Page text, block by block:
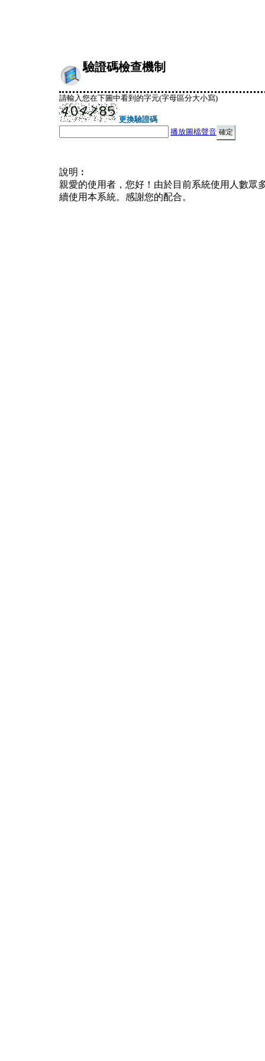
驗證碼檢查機制
請輸入您在下圖中看到的字元(字母區分大小寫)
更換驗證碼
播放圖檔聲音
說明︰
親愛的使用者，您好！由於目前系統使用人數眾
續使用本系統。感謝您的配合。